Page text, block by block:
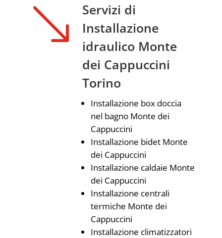
'
Servizi di
Installazione
idraulico Monte
dei Cappuccini
Torino
Installazione box doccia
nel bagno Monte dei
Cappuccini
Installazione bidet Monte
dei Cappuccini
Installazione caldaie Monte
dei Cappuccini
Installazione centrali
termiche Monte dei
Cappuccini
Installazione climatizzatori